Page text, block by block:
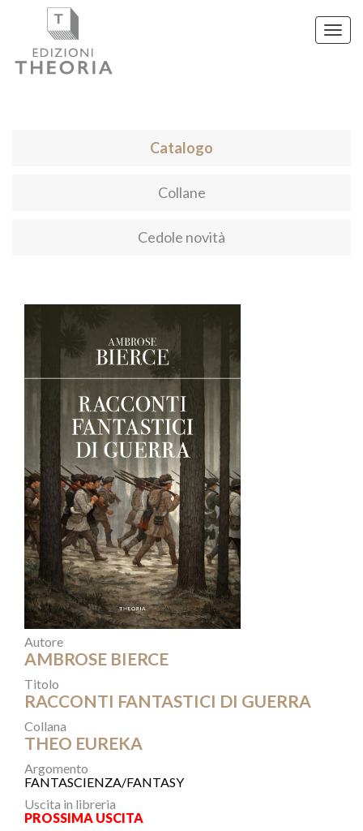
Catalogo
Collane
Cedole novità
Autore
AMBROSE BIERCE
Titolo
RACCONTI FANTASTICI DI GUERRA
Collana
THEO EUREKA
Argomento
FANTASCIENZA/FANTASY
Uscita in libreria
PROSSIMA USCITA